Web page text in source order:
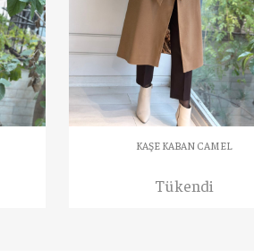
KAŞE KABAN CAMEL
Tükendi